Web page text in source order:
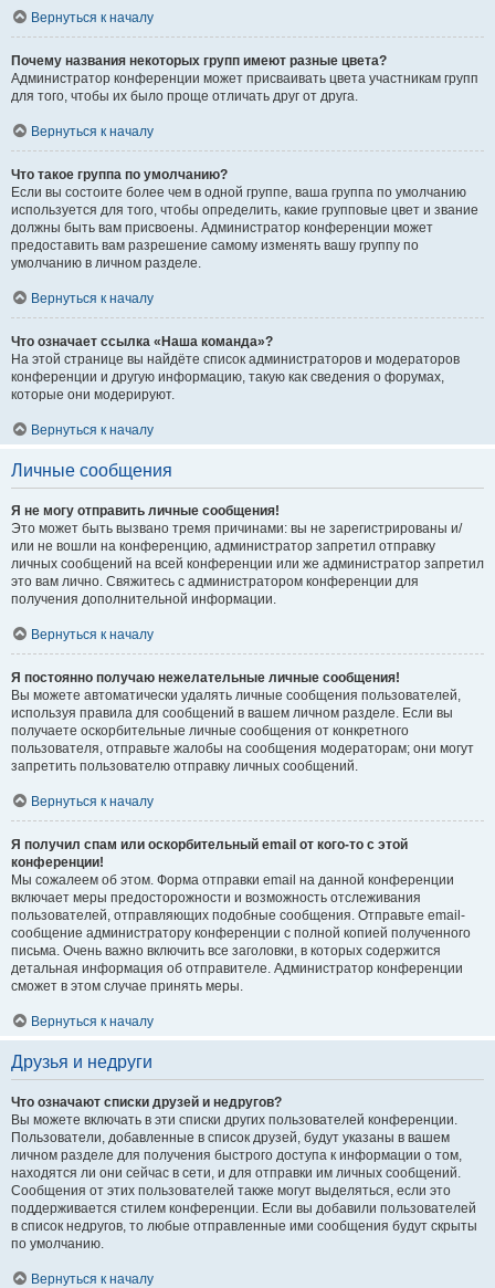
Вернуться к началу
Почему названия некоторых групп имеют разные цвета?
Администратор конференции может присваивать цвета участникам групп
для того, чтобы их было проще отличать друг от друга.
Вернуться к началу
Что такое группа по умолчанию?
Если вы состоите более чем в одной группе, ваша группа по умолчанию
используется для того, чтобы определить, какие групповые цвет и звание
должны быть вам присвоены. Администратор конференции может
предоставить вам разрешение самому изменять вашу группу по
умолчанию в личном разделе.
Вернуться к началу
Что означает ссылка «Наша команда»?
На этой странице вы найдёте список администраторов и модераторов
конференции и другую информацию, такую как сведения о форумах,
которые они модерируют.
Вернуться к началу
Личные сообщения
Я не могу отправить личные сообщения!
Это может быть вызвано тремя причинами: вы не зарегистрированы и/
или не вошли на конференцию, администратор запретил отправку
личных сообщений на всей конференции или же администратор запретил
это вам лично. Свяжитесь с администратором конференции для
получения дополнительной информации.
Вернуться к началу
Я постоянно получаю нежелательные личные сообщения!
Вы можете автоматически удалять личные сообщения пользователей,
используя правила для сообщений в вашем личном разделе. Если вы
получаете оскорбительные личные сообщения от конкретного
пользователя, отправьте жалобы на сообщения модераторам; они могут
запретить пользователю отправку личных сообщений.
Вернуться к началу
Я получил спам или оскорбительный email от кого-то с этой
конференции!
Мы сожалеем об этом. Форма отправки email на данной конференции
включает меры предосторожности и возможность отслеживания
пользователей, отправляющих подобные сообщения. Отправьте email-
сообщение администратору конференции с полной копией полученного
письма. Очень важно включить все заголовки, в которых содержится
детальная информация об отправителе. Администратор конференции
сможет в этом случае принять меры.
Вернуться к началу
Друзья и недруги
Что означают списки друзей и недругов?
Вы можете включать в эти списки других пользователей конференции.
Пользователи, добавленные в список друзей, будут указаны в вашем
личном разделе для получения быстрого доступа к информации о том,
находятся ли они сейчас в сети, и для отправки им личных сообщений.
Сообщения от этих пользователей также могут выделяться, если это
поддерживается стилем конференции. Если вы добавили пользователей
в список недругов, то любые отправленные ими сообщения будут скрыты
по умолчанию.
Вернуться к началу